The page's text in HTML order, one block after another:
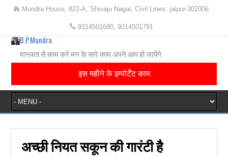
Mundra House, 822-A, Shivaju Nagar, Civil Lines, jaipur-302006
9314501680, 9314501791
B.P.Mundra
मानवता से काम करें मन के सारे काम अपने आप हो जायेंगे
इस महीने के इम्पोर्टेंट काम
अच्छी नियत सकून की गारंटी है